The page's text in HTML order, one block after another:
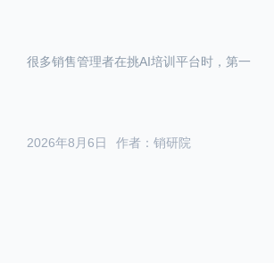
作者：销研院
2026年8月6日
很多销售管理者在挑AI培训平台时，第一